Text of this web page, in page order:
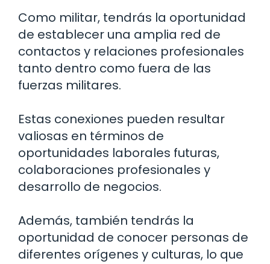
Como militar, tendrás la oportunidad
de establecer una amplia red de
contactos y relaciones profesionales
tanto dentro como fuera de las
fuerzas militares.
Estas conexiones pueden resultar
valiosas en términos de
oportunidades laborales futuras,
colaboraciones profesionales y
desarrollo de negocios.
Además, también tendrás la
oportunidad de conocer personas de
diferentes orígenes y culturas, lo que